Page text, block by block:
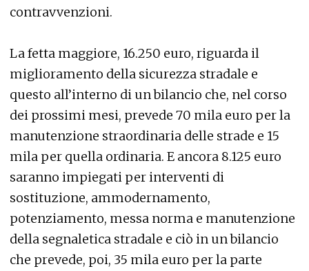
contravvenzioni.
La fetta maggiore, 16.250 euro, riguarda il
miglioramento della sicurezza stradale e
questo all’interno di un bilancio che, nel corso
dei prossimi mesi, prevede 70 mila euro per la
manutenzione straordinaria delle strade e 15
mila per quella ordinaria. E ancora 8.125 euro
saranno impiegati per interventi di
sostituzione, ammodernamento,
potenziamento, messa norma e manutenzione
della segnaletica stradale e ciò in un bilancio
che prevede, poi, 35 mila euro per la parte